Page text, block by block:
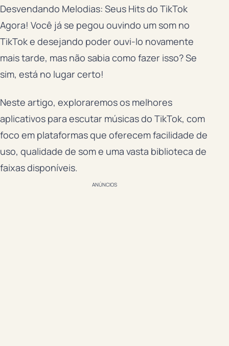
Desvendando Melodias: Seus Hits do TikTok
Agora! Você já se pegou ouvindo um som no
TikTok e desejando poder ouvi-lo novamente
mais tarde, mas não sabia como fazer isso? Se
sim, está no lugar certo!
Neste artigo, exploraremos os melhores
aplicativos para escutar músicas do TikTok, com
foco em plataformas que oferecem facilidade de
uso, qualidade de som e uma vasta biblioteca de
faixas disponíveis.
ANÚNCIOS